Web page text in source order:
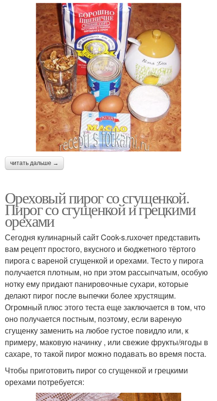
читать дальше →
Ореховый пирог со сгущенкой.
Пирог со сгущенкой и грецкими
орехами
Сегодня кулинарный сайт Cook-s.ruхочет представить
вам рецепт простого, вкусного и бюджетного тёртого
пирога с вареной сгущенкой и орехами. Тесто у пирога
получается плотным, но при этом рассыпчатым, особую
нотку ему придают панировочные сухари, которые
делают пирог после выпечки более хрустящим.
Огромный плюс этого теста еще заключается в том, что
оно получается постным, поэтому, если вареную
сгущенку заменить на любое густое повидло или, к
примеру, маковую начинку , или свежие фрукты/ягоды в
сахаре, то такой пирог можно подавать во время поста.
Чтобы приготовить пирог со сгущенкой и грецкими
орехами потребуется: